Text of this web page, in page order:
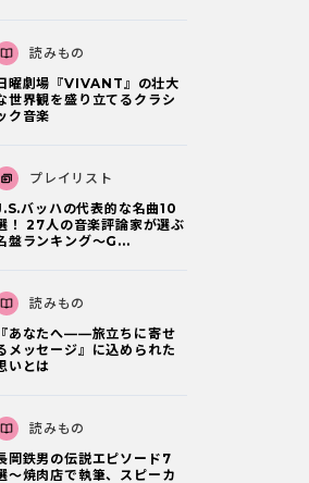
読みもの
曜劇場『VIVANT』の壮大
世界観を盛り立てるクラシ
ク音楽
プレイリスト
バッハの代表的な名曲10
！ 27人の音楽評論家が選ぶ
盤ランキング〜G...
読みもの
『あなたへ――旅立ちに寄せ
メッセージ』に込められた
いとは
読みもの
岡鉄男の伝説エピソード7
〜焼肉店で執筆、スピーカ